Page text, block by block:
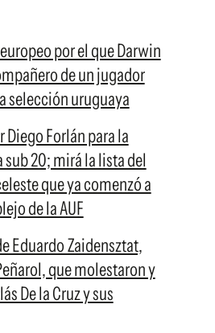
por el que Darwin
de un jugador
selección uruguaya
Diego Forlán para la
20; mirá la lista del
que ya comenzó a
de la AUF
Eduardo Zaidensztat,
que molestaron y
De la Cruz y sus